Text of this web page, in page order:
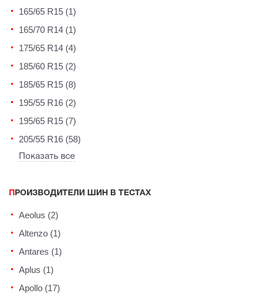
165/65 R15 (1)
165/70 R14 (1)
175/65 R14 (4)
185/60 R15 (2)
185/65 R15 (8)
195/55 R16 (2)
195/65 R15 (7)
205/55 R16 (58)
Показать все
ПРОИЗВОДИТЕЛИ ШИН В ТЕСТАХ
Aeolus (2)
Altenzo (1)
Antares (1)
Aplus (1)
Apollo (17)